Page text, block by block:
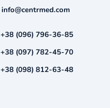
info@centrmed.com
+38 (096) 796-36-85
+38 (097) 782-45-70
+38 (098) 812-63-48